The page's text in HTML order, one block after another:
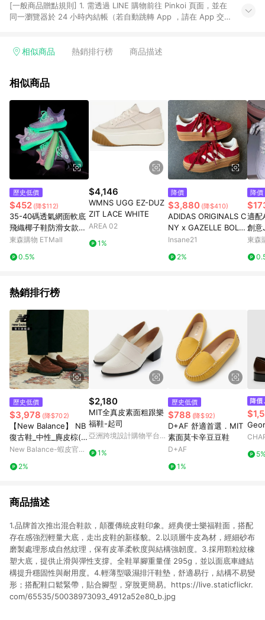
[一般商品贈點規則] 1. 需透過 LINE 購物前往 Pinkoi 頁面，並在
同一瀏覽器於 24 小時內結帳（若自動跳轉 App ，請在 App 交
回饋訂單不得享有 Pinkoi 站方優惠，例如首購優惠，P coins，
行為，不具贈點資格，部分退款不在此限。 6. APP 請更新至
貨後 45 天後發送。 8. 群眾募資商品，禮物卡，開館保證金，補
運費，攤位費等不具贈點資格。 9. LINE 購物站上之商品規格、
顏色、價位、贈品如與 Pinkoi 商品資訊頁及購物車不符，以
Pinkoi 購物商品資訊頁及購物車標示為準。 10. 點數紅包使用規
則請以點數紅包活動說明為準。 11. 若於 LINE 購物前往 Pinkoi
頁面後才首次下載 Pinkoi APP 並完成訂單，不符合導購資格；承
上，首次下載 Pinkoi APP 後，需透過 LINE 購物前往 Pinkoi 頁
相似商品 熱銷排行榜 商品描述
相似商品
歷史低價
$452 (降$112)
35-40碼透氣網面軟底
飛織椰子鞋防滑女款運
動鞋老爹跑步潮鞋耐磨
東森購物 ETMall
0.5%
$4,146
WMNS UGG EZ-DUZ
ZIT LACE WHITE
AREA 02
1%
降價
$3,880 (降$410)
ADIDAS ORIGINALS C
NY x GAZELLE BOLD
2026馬年限定 紅色 仿
93
Insane21
2%
降價
適配
創意
夜光
東森
熱銷排行榜
歷史低價
$3,978 (降$702)
【New Balance】 NB
復古鞋_中性_麂皮棕(樂
福鞋)_U1906LNS-D楦
New Balance-蝦皮官方
2%
$2,180
MIT全真皮素面粗跟樂
福鞋-起司
亞洲跨境設計購物平台
1%
歷史低價
$788 (降$92)
D+AF 舒適首選．MIT
素面莫卡辛豆豆鞋
D+AF
1%
商品描述
1.品牌首次推出混合鞋款，顛覆傳統皮鞋印象。經典便士樂福鞋面，搭配
存在感強烈輕量大底，走出皮鞋的新樣貌。2.以頭層牛皮為材，經細砂布
磨製處理形成自然紋理，保有皮革柔軟度與結構強韌度。3.採用顆粒紋橡
塑大底，提供止滑與彈性支撐。全鞋單腳重量僅 295g，並以面底車縫結
構提升穩固性與耐用度。4.輕薄型吸濕排汗鞋墊，舒適易行，結構不易變
形；搭配鞋口鬆緊帶，貼合腳型，穿脫更簡易。https://live.staticflickr.
com/65535/50038973093_4912a52e80_b.jpg